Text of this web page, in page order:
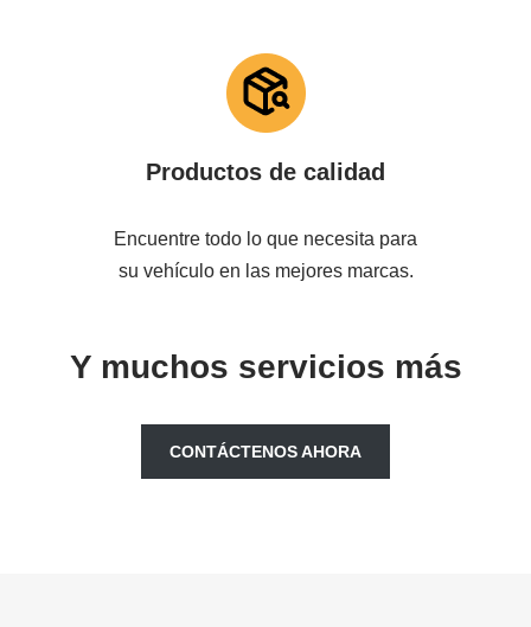
Productos de calidad
Encuentre todo lo que necesita para
su vehículo en las mejores marcas.
Y muchos servicios más
CONTÁCTENOS AHORA